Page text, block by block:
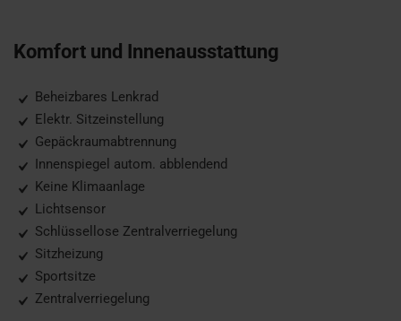
Komfort und Innenausstattung
Beheizbares Lenkrad
Elektr. Sitzeinstellung
Gepäckraumabtrennung
Innenspiegel autom. abblendend
Keine Klimaanlage
Lichtsensor
Schlüssellose Zentralverriegelung
Sitzheizung
Sportsitze
Zentralverriegelung